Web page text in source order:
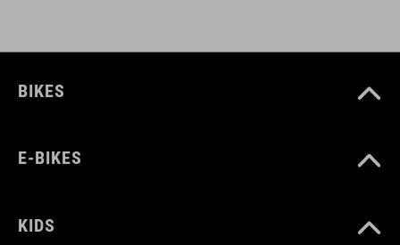
BIKES
E-BIKES
KIDS